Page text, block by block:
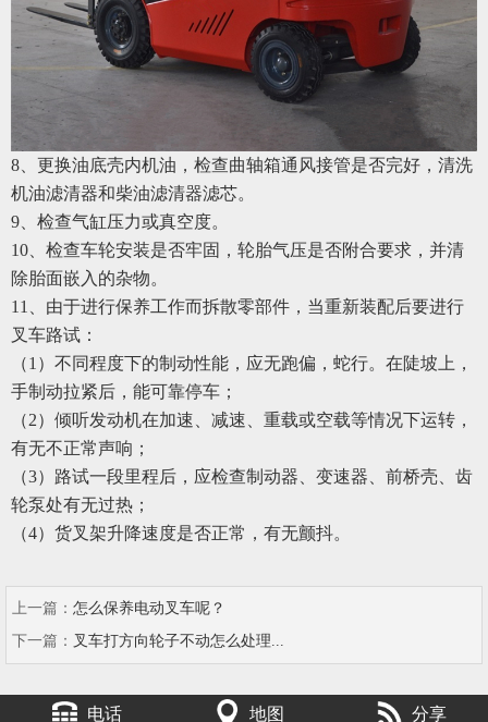
8、更换油底壳内机油，检查曲轴箱通风接管是否完好，清洗
机油滤清器和柴油滤清器滤芯。
9、检查气缸压力或真空度。
10、检查车轮安装是否牢固，轮胎气压是否附合要求，并清
除胎面嵌入的杂物。
11、由于进行保养工作而拆散零部件，当重新装配后要进行
叉车路试：
（1）不同程度下的制动性能，应无跑偏，蛇行。在陡坡上，
手制动拉紧后，能可靠停车；
（2）倾听发动机在加速、减速、重载或空载等情况下运转，
有无不正常声响；
（3）路试一段里程后，应检查制动器、变速器、前桥壳、齿
轮泵处有无过热；
（4）货叉架升降速度是否正常，有无颤抖。
上一篇： 怎么保养电动叉车呢？
下一篇： 叉车打方向轮子不动怎么处理...
电话 地图 分享